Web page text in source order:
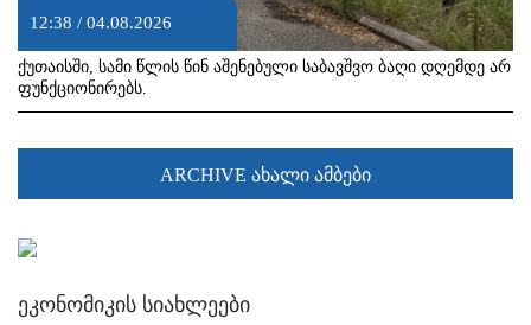
12:38 / 04.08.2026
ქუთაისში, სამი წლის წინ აშენებული საბავშვო ბაღი დღემდე არ
ფუნქციონირებს.
ARCHIVE ახალი ამბები
ეკონომიკის სიახლეები